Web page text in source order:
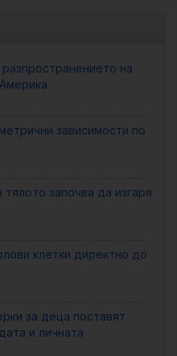
на
зависимости по
започва да изгаря
клетки директно до
за деца поставят
и личната